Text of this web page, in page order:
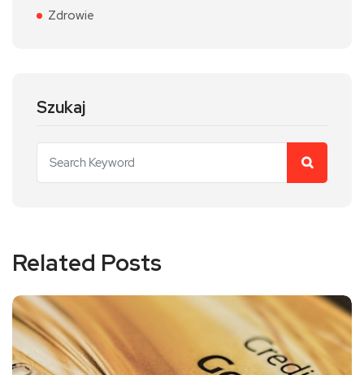
Zdrowie
Szukaj
Related Posts